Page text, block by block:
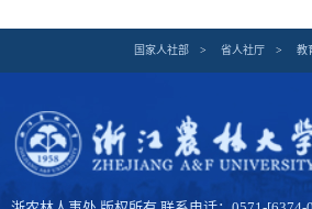
国家人社部 > 省人社厅 > 教